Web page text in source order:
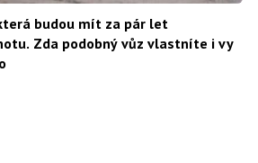
budou mít za pár let
Zda podobný vůz vlastníte i vy